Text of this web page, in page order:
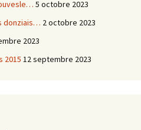
5 octobre 2023
donziais… 2 octobre 2023
2023
2015 12 septembre 2023